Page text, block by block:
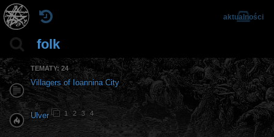
folk
aktualności
TEMATY: 24
Villagers of Ioannina City
Ulver 1 2 3 4